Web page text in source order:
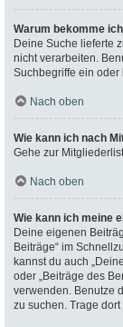
Warum bekomme
Deine Suche lieferte
nicht verarbeiten.
Suchbegriffe ein
Nach oben
Wie kann ich nach
Gehe zur
Nach oben
Wie kann ich meine
Deine eigenen
Beiträge“ im
kannst du auch
oder „Beiträge des
verwenden. Benutze
zu suchen. Trage